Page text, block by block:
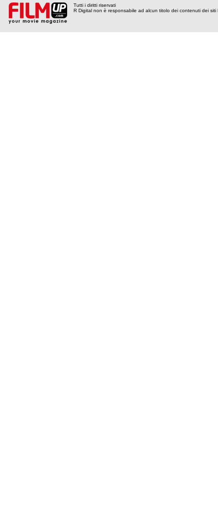
Tutti i diritti riservati
R Digital non è responsabile ad alcun titolo dei contenuti dei siti